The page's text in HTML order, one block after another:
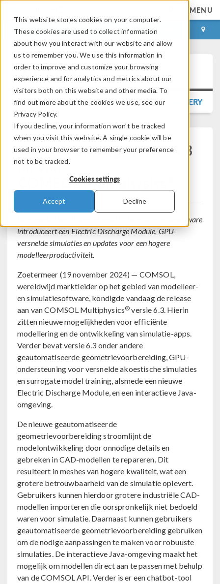
This website stores cookies on your computer.
These cookies are used to collect information
about how you interact with our website and allow
us to remember you. We use this information in
order to improve and customize your browsing
experience and for analytics and metrics about our
visitors both on this website and other media. To
find out more about the cookies we use, see our
Privacy Policy.
If you decline, your information won’t be tracked
when you visit this website. A single cookie will be
used in your browser to remember your preference
not to be tracked.
Cookies settings
Accept Decline
MENU
LOG IN CONTACT
Press Release
BACK TO PRESS RELEASE GALLERY
COMSOL brengt versie 6.3
uit van
COMSOL Multiphysics
De nieuwste versie van de multifysische simulatiesoftware
introduceert een Electric Discharge Module, GPU-
versnelde simulaties en updates voor een hogere
modelleerproductiviteit.
Zoetermeer (19 november 2024) — COMSOL,
wereldwijd marktleider op het gebied van modelleer-
en simulatiesoftware, kondigde vandaag de release
aan van COMSOL Multiphysics® versie 6.3. Hierin
zitten nieuwe mogelijkheden voor efficiënte
modellering en de ontwikkeling van simulatie-apps.
Verder bevat versie 6.3 onder andere
geautomatiseerde geometrievoorbereiding, GPU-
ondersteuning voor versnelde akoestische simulaties
en surrogate model training, alsmede een nieuwe
Electric Discharge Module, en een interactieve Java-
omgeving.
De nieuwe geautomatiseerde
geometrievoorbereiding stroomlijnt de
modelontwikkeling door onnodige details en
gebreken in CAD-modellen te repareren. Dit
resulteert in meshes van hogere kwaliteit, wat een
grotere betrouwbaarheid van de simulatie oplevert.
Gebruikers kunnen hierdoor grotere industriële CAD-
modellen importeren die oorspronkelijk niet bedoeld
waren voor simulatie. Daarnaast kunnen gebruikers
geautomatiseerde geometrievoorbereiding gebruiken
om de nodige aanpassingen te maken voor robuuste
simulaties. De interactieve Java-omgeving maakt het
mogelijk om modellen direct aan te passen met behulp
van de COMSOL API. Verder is er een chatbot-tool